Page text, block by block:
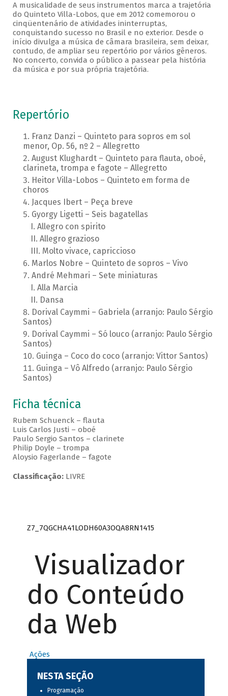
A musicalidade de seus instrumentos marca a trajetória
do Quinteto Villa-Lobos, que em 2012 comemorou o
cinqüentenário de atividades ininterruptas,
conquistando sucesso no Brasil e no exterior. Desde o
início divulga a música de câmara brasileira, sem deixar,
contudo, de ampliar seu repertório por vários gêneros.
No concerto, convida o público a passear pela história
da música e por sua própria trajetória.
Repertório
Franz Danzi – Quinteto para sopros em sol
menor, Op. 56, nº 2 – Allegretto
August Klughardt – Quinteto para flauta, oboé,
clarineta, trompa e fagote – Allegretto
Heitor Villa-Lobos – Quinteto em forma de
choros
Jacques Ibert – Peça breve
Gyorgy Ligetti – Seis bagatellas
Allegro con spirito
Allegro grazioso
Molto vivace, capriccioso
Marlos Nobre – Quinteto de sopros – Vivo
André Mehmari – Sete miniaturas
Alla Marcia
Dansa
Dorival Caymmi – Gabriela (arranjo: Paulo Sérgio
Santos)
Dorival Caymmi – Só louco (arranjo: Paulo Sérgio
Santos)
Guinga – Coco do coco (arranjo: Vittor Santos)
Guinga – Vô Alfredo (arranjo: Paulo Sérgio
Santos)
Ficha técnica
Rubem Schuenck – flauta
Luis Carlos Justi – oboé
Paulo Sergio Santos – clarinete
Philip Doyle – trompa
Aloysio Fagerlande – fagote
Classificação:LIVRE
Z7_7QGCHA41LODH60A3OQA8RN1415
Visualizador
do Conteúdo
da Web
Ações
NESTA SEÇÃO
Programação